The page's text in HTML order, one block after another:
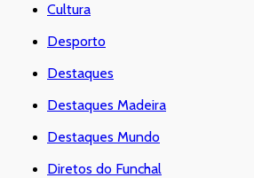
Cultura
Desporto
Destaques
Destaques Madeira
Destaques Mundo
Diretos do Funchal